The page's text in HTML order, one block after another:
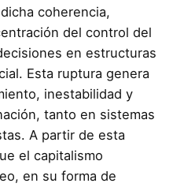
coherencia,
del control del
en estructuras
Esta ruptura genera
inestabilidad y
tanto en sistemas
A partir de esta
el capitalismo
en su forma de